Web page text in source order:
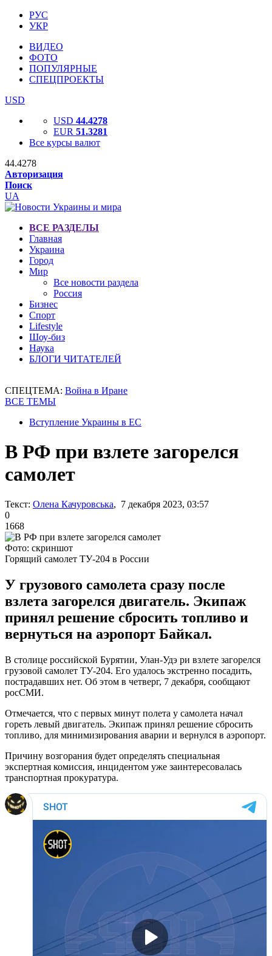
РУС
УКР
ВИДЕО
ФОТО
ПОПУЛЯРНЫЕ
СПЕЦПРОЕКТЫ
USD
USD 44.4278
EUR 51.3281
Все курсы валют
44.4278
Авторизация
Поиск
UA
ВСЕ РАЗДЕЛЫ
Главная
Украина
Город
Мир
Все новости раздела
Россия
Бизнес
Спорт
Lifestyle
Шоу-биз
Наука
БЛОГИ ЧИТАТЕЛЕЙ
СПЕЦТЕМА: Война в Иране
ВСЕ ТЕМЫ
Вступление Украины в ЕС
В РФ при взлете загорелся
самолет
Текст: Олена Качуровська, 7 декабря 2023, 03:57
0
1668
Фото: скриншот
Горящий самолет ТУ-204 в России
У грузового самолета сразу после
взлета загорелся двигатель. Экипаж
принял решение сбросить топливо и
вернуться на аэропорт Байкал.
В столице российской Бурятии, Улан-Удэ ри взлете загорелся
грузовой самолет ТУ-204. Его удалось экстренно посадить,
пострадавших нет. Об этом в четверг, 7 декабря, сообщают
росСМИ.
Отмечается, что с первых минут полета у самолета начал
гореть левый двигатель. Экипаж принял решение сбросить
топливо, для минимизирования аварии и вернулся в аэропорт.
Причину возгорания будет определять специальная
экспертная комиссия, инцидентом уже заинтересовалась
транспортная прокуратура.